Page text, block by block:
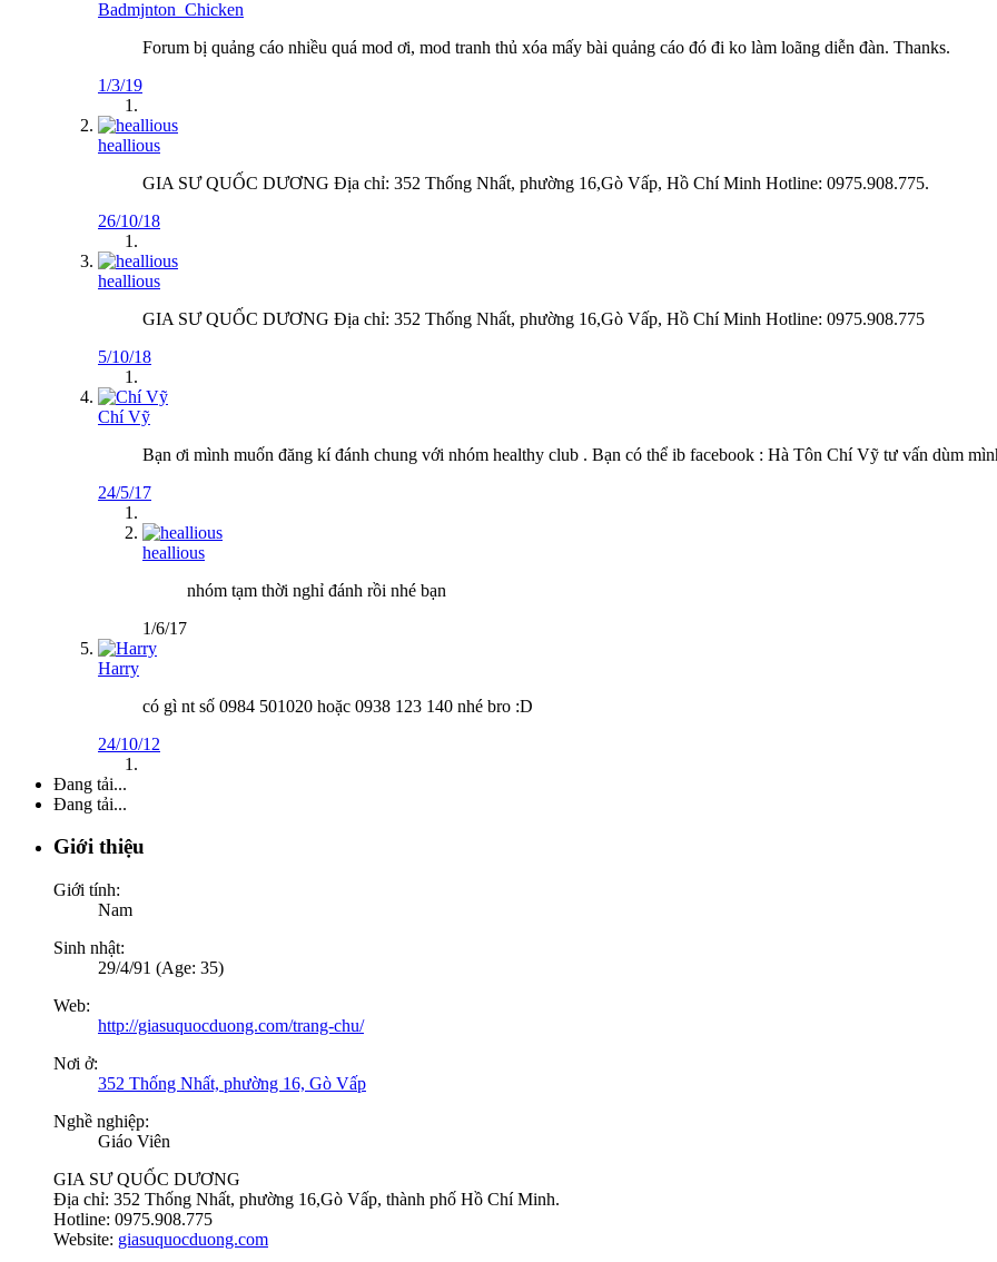
Badmjnton_Chicken
Forum bị quảng cáo nhiều quá mod ơi, mod tranh thủ xóa mấy bài quảng cáo đó đi ko làm loãng diễn đàn. Thanks.
1/3/19
heallious
GIA SƯ QUỐC DƯƠNG Địa chỉ: 352 Thống Nhất, phường 16,Gò Vấp, Hồ Chí Minh Hotline: 0975.908.775.
26/10/18
heallious
GIA SƯ QUỐC DƯƠNG Địa chỉ: 352 Thống Nhất, phường 16,Gò Vấp, Hồ Chí Minh Hotline: 0975.908.775
5/10/18
Chí Vỹ
Bạn ơi mình muốn đăng kí đánh chung với nhóm healthy club . Bạn có thể ib facebook : Hà Tôn Chí Vỹ tư vấn dùm
24/5/17
heallious
nhóm tạm thời nghỉ đánh rồi nhé bạn
1/6/17
Harry
có gì nt số 0984 501020 hoặc 0938 123 140 nhé bro :D
24/10/12
Đang tải...
Đang tải...
Giới thiệu
Giới tính:
Nam
Sinh nhật:
29/4/91 (Age: 35)
Web:
http://giasuquocduong.com/trang-chu/
Nơi ở:
352 Thống Nhất, phường 16, Gò Vấp
Nghề nghiệp:
Giáo Viên
GIA SƯ QUỐC DƯƠNG
Địa chỉ: 352 Thống Nhất, phường 16,Gò Vấp, thành phố Hồ Chí Minh.
Hotline: 0975.908.775
Website: giasuquocduong.com